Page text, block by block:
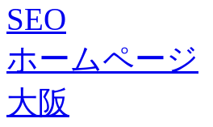
SEO
ホームページ
大阪